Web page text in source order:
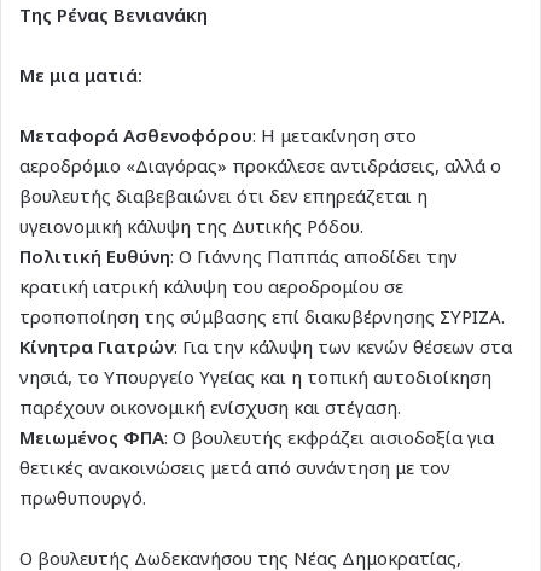
Της Ρένας Βενιανάκη
Με μια ματιά:
Μεταφορά Ασθενοφόρου: Η μετακίνηση στο
αεροδρόμιο «Διαγόρας» προκάλεσε αντιδράσεις, αλλά ο
βουλευτής διαβεβαιώνει ότι δεν επηρεάζεται η
υγειονομική κάλυψη της Δυτικής Ρόδου.
Πολιτική Ευθύνη: Ο Γιάννης Παππάς αποδίδει την
κρατική ιατρική κάλυψη του αεροδρομίου σε
τροποποίηση της σύμβασης επί διακυβέρνησης ΣΥΡΙΖΑ.
Κίνητρα Γιατρών: Για την κάλυψη των κενών θέσεων στα
νησιά, το Υπουργείο Υγείας και η τοπική αυτοδιοίκηση
παρέχουν οικονομική ενίσχυση και στέγαση.
Μειωμένος ΦΠΑ: Ο βουλευτής εκφράζει αισιοδοξία για
θετικές ανακοινώσεις μετά από συνάντηση με τον
πρωθυπουργό.
Ο βουλευτής Δωδεκανήσου της Νέας Δημοκρατίας,